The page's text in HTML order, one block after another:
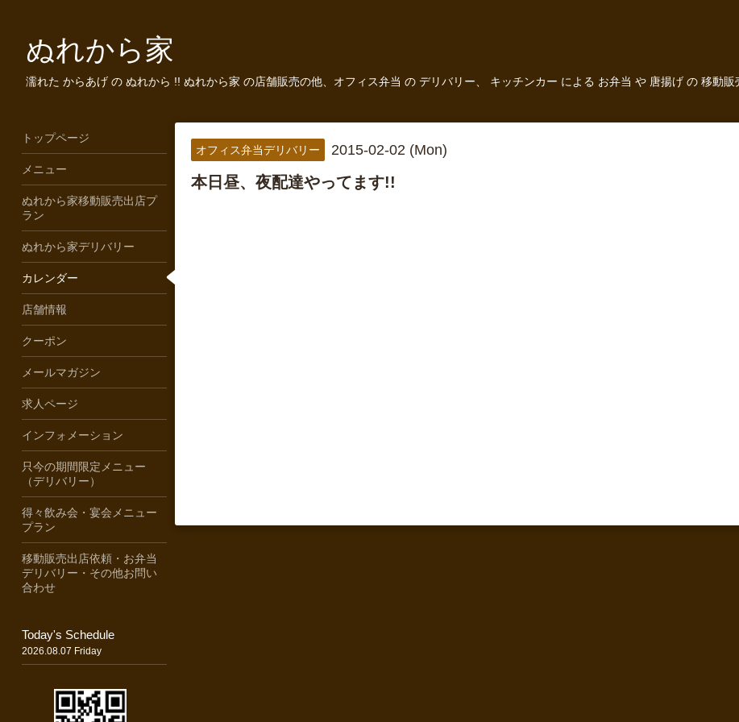
ぬれから家
濡れた からあげ の ぬれから !! ぬれから家 の店舗販売の他、オフィス弁当 の デリバリー、 キッチンカー による お弁当 や 唐揚げ の 移動
オフィス弁当デリバリー 2015-02-02 (Mon)
本日昼、夜配達やってます!!
トップページ
メニュー
ぬれから家移動販売出店プ
ラン
ぬれから家デリバリー
カレンダー
店舗情報
クーポン
メールマガジン
求人ページ
インフォメーション
只今の期間限定メニュー
（デリバリー）
得々飲み会・宴会メニュー
プラン
移動販売出店依頼・お弁当
デリバリー・その他お問い
合わせ
Today's Schedule
2026.08.07 Friday